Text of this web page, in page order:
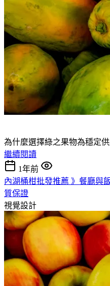
為什麼選擇綠之果物為穩定
繼續閱讀
1年前
內湖桶柑批發推薦 》餐廳與
質保證
視覺設計